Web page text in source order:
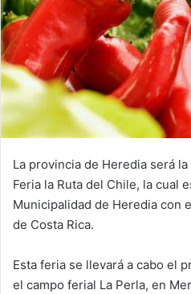
La provincia de Heredia será
Feria la Ruta del Chile, la cual
Municipalidad de Heredia con
de Costa Rica.
Esta feria se llevará a cabo el
el campo ferial La Perla, en